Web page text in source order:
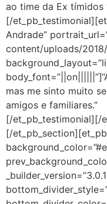
ao time da Ex tímidos
[/
Andrade”
content/uploads/
mas me sinto muito
amigos e familiares.”
[/et_pb_testimonial][/
[/